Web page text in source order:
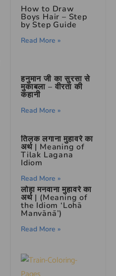
How to Draw
Boys Hair – Step
by Step Guide
Read More »
हनुमान जी का सुरसा से
मुकाबला – वीरता की
कहानी
Read More »
तिलक लगाना मुहावरे का
अर्थ | Meaning of
Tilak Lagana
Idiom
Read More »
लोहा मनवाना मुहावरे का
अर्थ | (Meaning of
the Idiom ‘Lohā
Manvānā’)
Read More »